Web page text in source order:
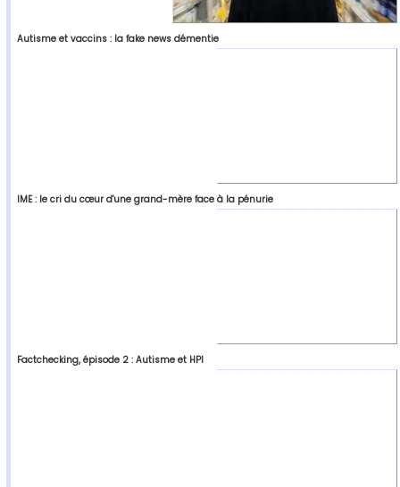
Autisme et vaccins : la fake news démentie
IME : le cri du cœur d'une grand-mère face à la pénurie
Factchecking, épisode 2 : Autisme et HPI